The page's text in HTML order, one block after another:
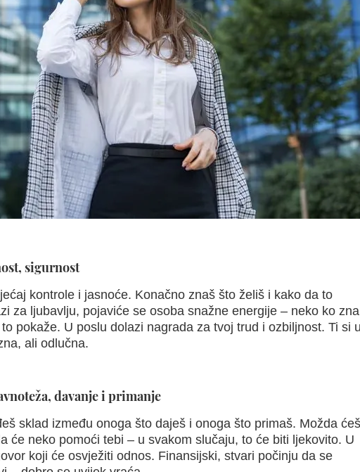
sigurnost
kontrole i jasnoće. Konačno znaš što želiš i kako da to
za ljubavlju, pojaviće se osoba snažne energije – neko ko zna
pokaže. U poslu dolazi nagrada za tvoj trud i ozbiljnost. Ti si
ali odlučna.
davanje i primanje
sklad između onoga što daješ i onoga što primaš. Možda ćeš
će neko pomoći tebi – u svakom slučaju, to će biti ljekovito. U
koji će osvježiti odnos. Finansijski, stvari počinju da se